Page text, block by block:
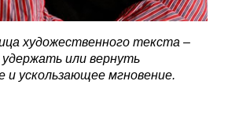
художественного текста –
или вернуть
ускользающее мгновение.